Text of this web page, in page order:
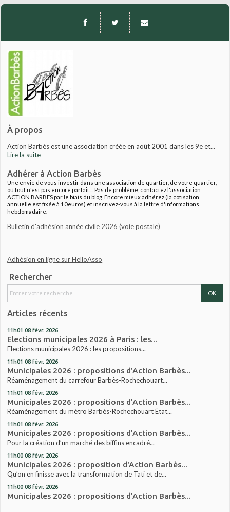
À propos
Action Barbès est une association créée en août 2001 dans les 9e et...
Lire la suite
Adhérer à Action Barbès
Une envie de vous investir dans une association de quartier, de votre quartier,
où tout n'est pas encore parfait.... Pas de problème, contactez l'association
ACTION BARBES par le biais du blog. Encore mieux adhérez (la cotisation
annuelle est fixée à 10euros) et inscrivez-vous à la lettre d'informations
hebdomadaire.
Bulletin d'adhésion année civile 2026 (voie postale)
Adhésion en ligne sur HelloAsso
Rechercher
Articles récents
11h01 08 févr. 2026
Elections municipales 2026 à Paris : les...
Elections municipales 2026 : les propositions...
11h01 08 févr. 2026
Municipales 2026 : propositions d'Action Barbès...
Réaménagement du carrefour Barbès-Rochechouart...
11h01 08 févr. 2026
Municipales 2026 : propositions d'Action Barbès...
Réaménagement du métro Barbès-Rochechouart État...
11h01 08 févr. 2026
Municipales 2026 : propositions d'Action Barbès...
Pour la création d’un marché des biffins encadré...
11h00 08 févr. 2026
Municipales 2026 : proposition d'Action Barbès...
Qu’on en finisse avec la transformation de Tati et de...
11h00 08 févr. 2026
Municipales 2026 : propositions d'Action Barbès...